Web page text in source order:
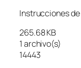
Instrucciones de
265.68 KB
1 archivo(s)
14443